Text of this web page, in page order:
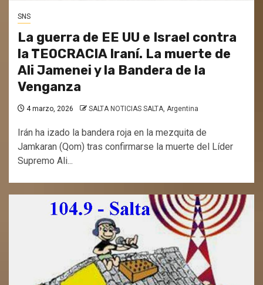
SNS
La guerra de EE UU e Israel contra
la TEOCRACIA Iraní. La muerte de
Ali Jamenei y la Bandera de la
Venganza
4 marzo, 2026 SALTA NOTICIAS SALTA, Argentina
Irán ha izado la bandera roja en la mezquita de
Jamkaran (Qom) tras confirmarse la muerte del Líder
Supremo Ali...